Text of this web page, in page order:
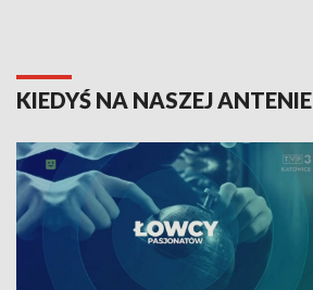
KIEDYŚ NA NASZEJ ANTENIE